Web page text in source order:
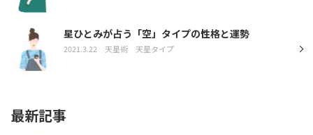
星ひとみが占う「空」タイプの性格と運勢
2021.3.22 天星術 天星タイプ
最新記事